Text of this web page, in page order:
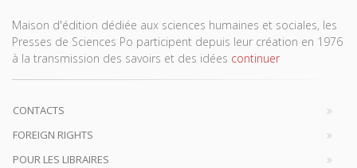
Maison d'édition dédiée aux sciences humaines et sociales, les
Presses de Sciences Po participent depuis leur création en 1976
à la transmission des savoirs et des idées continuer
CONTACTS
FOREIGN RIGHTS
POUR LES LIBRAIRES